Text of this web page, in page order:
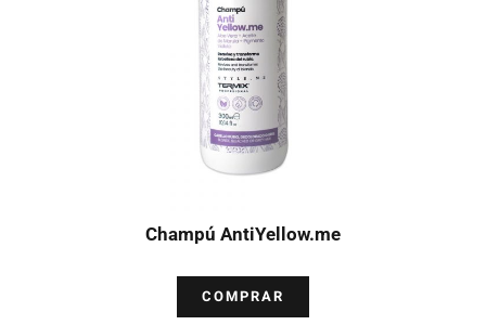
Champú AntiYellow.me
COMPRAR